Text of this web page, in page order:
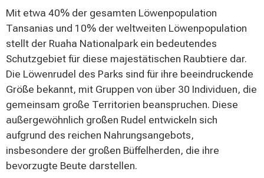
Lebensräume für andere Arten schaffen. Ihre
Wanderungen folgen traditionellen Routen, die sich
über Generationen etabliert haben und wichtige
Korridore zwischen verschiedenen Schutzgebieten
darstellen.
Mit etwa 40% der gesamten Löwenpopulation
Tansanias und 10% der weltweiten Löwenpopulation
stellt der Ruaha Nationalpark ein bedeutendes
Schutzgebiet für diese majestätischen Raubtiere dar.
Die Löwenrudel des Parks sind für ihre beeindruckende
Größe bekannt, mit Gruppen von über 30 Individuen, die
gemeinsam große Territorien beanspruchen. Diese
außergewöhnlich großen Rudel entwickeln sich
aufgrund des reichen Nahrungsangebots,
insbesondere der großen Büffelherden, die ihre
bevorzugte Beute darstellen.